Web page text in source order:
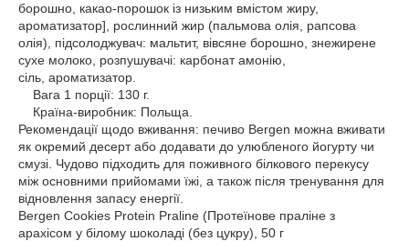
борошно, какао-порошок із низьким вмістом жиру,
ароматизатор], рослинний жир (пальмова олія, рапсова
олія), підсолоджувач: мальтит, вівсяне борошно, знежирене
сухе молоко, розпушувачі: карбонат амонію,
сіль, ароматизатор.
Вага 1 порції: 130 г.
Країна-виробник: Польща.
Рекомендації щодо вживання: печиво Bergen можна вживати
як окремий десерт або додавати до улюбленого йогурту чи
смузі. Чудово підходить для поживного білкового перекусу
між основними прийомами їжі, а також після тренування для
відновлення запасу енергії.
Bergen Cookies Protein Praline (Протеїнове праліне з
арахісом у білому шоколаді (без цукру), 50 г